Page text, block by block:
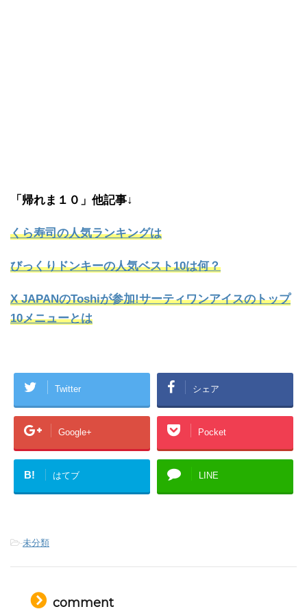
「帰れま１０」他記事↓
くら寿司の人気ランキングは
びっくりドンキーの人気ベスト10は何？
X JAPANのToshiが参加!サーティワンアイスのトップ
10メニューとは
Twitter シェア
Google+ Pocket
B! はてブ LINE
-未分類
comment